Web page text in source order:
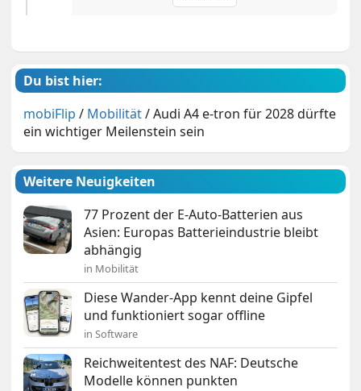
Du bist hier:
mobiFlip / Mobilität/Audi A4 e-tron für 2028 dürfte
ein wichtiger Meilenstein sein
Weitere Neuigkeiten
77 Prozent der E-Auto-Batterien aus
Asien: Europas Batterieindustrie bleibt
abhängig
in Mobilität
Diese Wander-App kennt deine Gipfel
und funktioniert sogar offline
in Software
Reichweitentest des NAF: Deutsche
Modelle können punkten